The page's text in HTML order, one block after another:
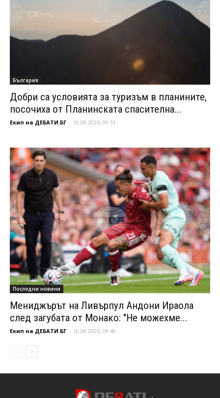
България
Добри са условията за туризъм в планините,
посочиха от Планинската спасителна...
Екип на ДЕБАТИ.БГ - 10.08.2026, 09:51
Последни новини
Мениджърът на Ливърпул Андони Ираола
след загубата от Монако: "Не можехме...
Екип на ДЕБАТИ.БГ - 10.08.2026, 09:40